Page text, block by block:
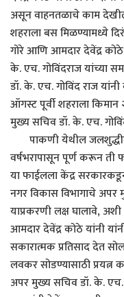
असून वाहनतळाचे काम
शहराला बस मिळण्यामध्ये
गोरे आणि आमदार देवेंद्र कोठे
के. एच. गोविंदराज
डॉ. के. एच. गोविंद राज
ऑगस्ट पूर्वी शहराला
मुख्य सचिव डॉ. के. एच.
पाकणी येथील
वर्षभरापासून पूर्ण करून
या फाईलला केंद्र
नगर विकास विभागाचे अपर
याप्रकरणी लक्ष घालावे,
आमदार देवेंद्र कोठे यांनी
सकारात्मक प्रतिसाद देत
लवकर सोडण्यासाठी
अपर मुख्य सचिव डॉ. के. एच.